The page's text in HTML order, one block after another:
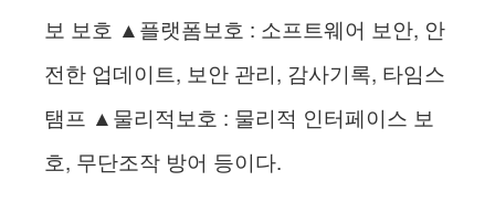
보 보호 ▲플랫폼보호 : 소프트웨어 보안, 안
전한 업데이트, 보안 관리, 감사기록, 타임스
탬프 ▲물리적보호 : 물리적 인터페이스 보
호, 무단조작 방어 등이다.